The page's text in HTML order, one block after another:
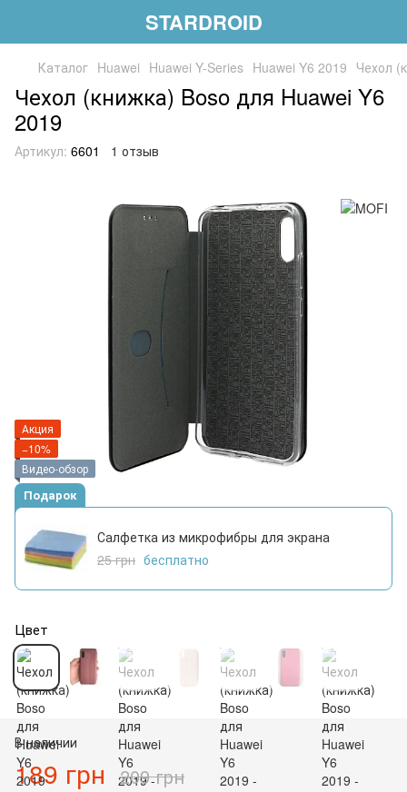
STARDROID
Каталог Huawei Huawei Y-Series Huawei Y6 2019 Чехол
Чехол (книжка) Boso для Huawei Y6
2019
Артикул: 6601 1 отзыв
Акция
−10%
Видео-обзор
Подарок
Салфетка из микрофибры для экрана
25 грн бесплатно
Цвет
В наличии
189 грн 209 грн